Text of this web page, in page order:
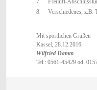
8. Verschiedenes, z.B.
Mit
Kassel, 28.12.2016
Wilfried Damm
Tel.: 0561-45429 od.